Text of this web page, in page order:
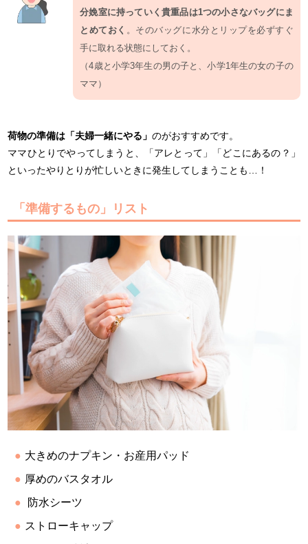
分娩室に持っていく貴重品は1つの小さなバッグにま
とめておく 。そのバッグに水分とリップを必ずすぐ
手に取れる状態にしておく。
（4歳と小学3年生の男の子と、小学1年生の女の子の
ママ）
荷物の準備は「夫婦一緒にやる」のがおすすめです。
ママひとりでやってしまうと、「アレとって」「どこにあるの？」
といったやりとりが忙しいときに発生してしまうことも…！
「準備するもの」リスト
大きめのナプキン・お産用パッド
厚めのバスタオル
防水シーツ
ストローキャップ